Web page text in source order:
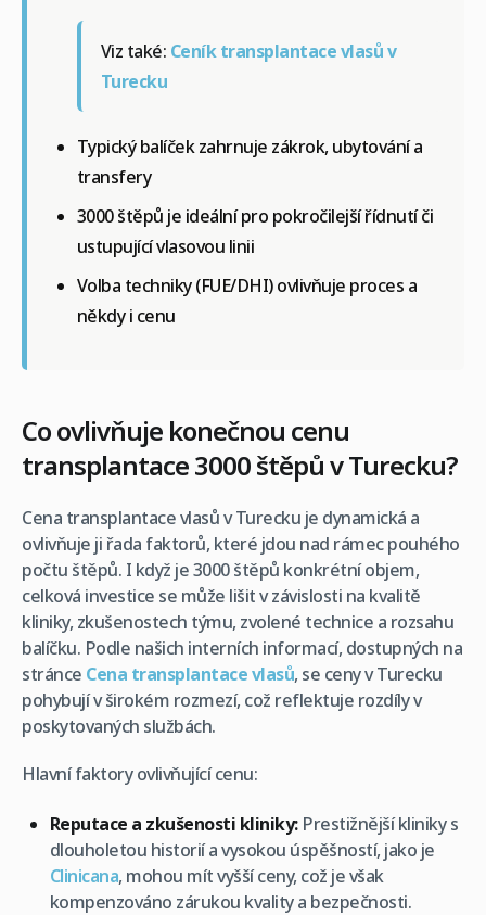
Viz také: Ceník transplantace vlasů v
Turecku
Typický balíček zahrnuje zákrok, ubytování a
transfery
3000 štěpů je ideální pro pokročilejší řídnutí či
ustupující vlasovou linii
Volba techniky (FUE/DHI) ovlivňuje proces a
někdy i cenu
Co ovlivňuje konečnou cenu
transplantace 3000 štěpů v Turecku?
Cena transplantace vlasů v Turecku je dynamická a
ovlivňuje ji řada faktorů, které jdou nad rámec pouhého
počtu štěpů. I když je 3000 štěpů konkrétní objem,
celková investice se může lišit v závislosti na kvalitě
kliniky, zkušenostech týmu, zvolené technice a rozsahu
balíčku. Podle našich interních informací, dostupných na
stránce Cena transplantace vlasů, se ceny v Turecku
pohybují v širokém rozmezí, což reflektuje rozdíly v
poskytovaných službách.
Hlavní faktory ovlivňující cenu:
Reputace a zkušenosti kliniky:Prestižnější kliniky s
dlouholetou historií a vysokou úspěšností, jako je
Clinicana, mohou mít vyšší ceny, což je však
kompenzováno zárukou kvality a bezpečnosti.